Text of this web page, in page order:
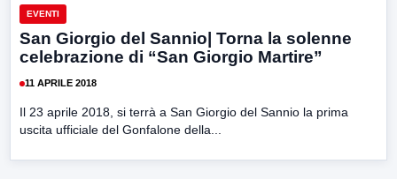
EVENTI
San Giorgio del Sannio| Torna la solenne
celebrazione di “San Giorgio Martire”
11 APRILE 2018
Il 23 aprile 2018, si terrà a San Giorgio del Sannio la prima
uscita ufficiale del Gonfalone della...